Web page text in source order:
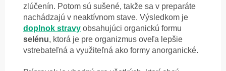
zlúčenín. Potom sú sušené, takže sa v preparáte
nachádzajú v neaktívnom stave. Výsledkom je
doplnok stravy obsahujúci organickú formu
selénu, ktorá je pre organizmus oveľa lepšie
vstrebateľná a využiteľná ako formy anorganické.